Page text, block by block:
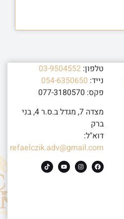
טלפון: 03-9504552
נייד: 054-6350650
פקס: 077-3180570
מצדה 7, מגדל ב.ס.ר 4, בני
ברק
דוא"ל:
refaelczik.adv@gmail.com